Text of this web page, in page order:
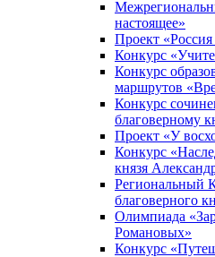
настоящее»
Проект
Конкурс
Конкурс
маршрутов
Конкурс
благоверному
Проект «У
Конкурс
князя
Региональный
благоверного
Олимпиада
Романовых»
Конкурс